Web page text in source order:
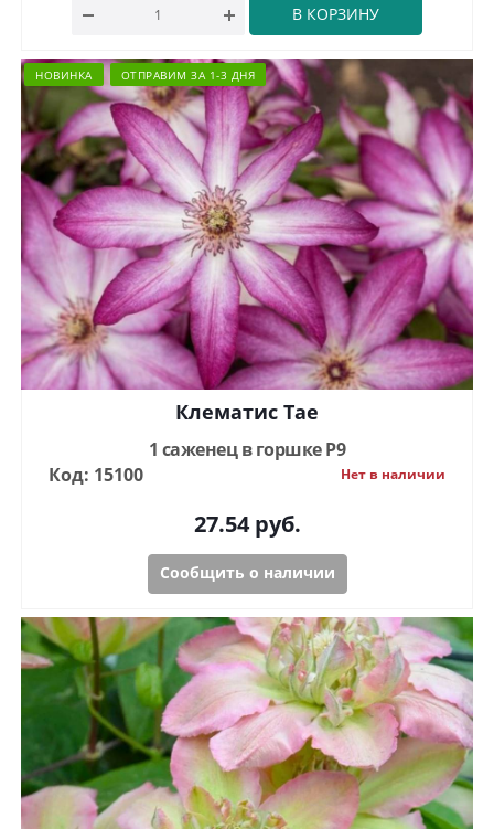
В КОРЗИНУ
НОВИНКА ОТПРАВИМ ЗА 1-3 ДНЯ
Клематис Тае
1 саженец в горшке Р9
Код: 15100
Нет в наличии
27.54руб.
Сообщить о наличии